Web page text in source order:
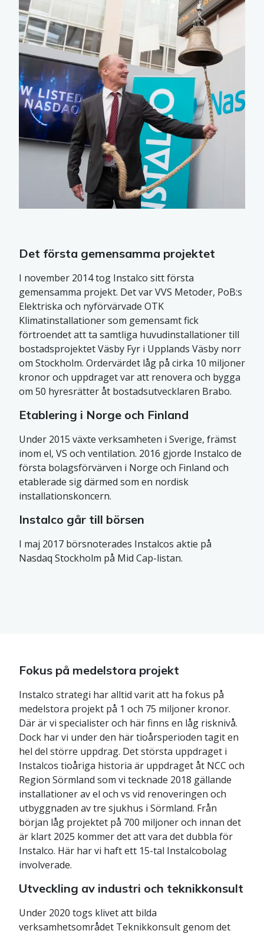
Det första gemensamma projektet
I november 2014 tog Instalco sitt första
gemensamma projekt. Det var VVS Metoder, PoB:s
Elektriska och nyförvärvade OTK
Klimatinstallationer som gemensamt fick
förtroendet att ta samtliga huvudinstallationer till
bostadsprojektet Väsby Fyr i Upplands Väsby norr
om Stockholm. Ordervärdet låg på cirka 10 miljoner
kronor och uppdraget var att renovera och bygga
om 50 hyresrätter åt bostadsutvecklaren Brabo.
Etablering i Norge och Finland
Under 2015 växte verksamheten i Sverige, främst
inom el, VS och ventilation. 2016 gjorde Instalco de
första bolagsförvärven i Norge och Finland och
etablerade sig därmed som en nordisk
installationskoncern.
Instalco går till börsen
I maj 2017 börsnoterades Instalcos aktie på
Nasdaq Stockholm på Mid Cap-listan.
Fokus på medelstora projekt
Instalco strategi har alltid varit att ha fokus på
medelstora projekt på 1 och 75 miljoner kronor.
Där är vi specialister och här finns en låg risknivå.
Dock har vi under den här tioårsperioden tagit en
hel del större uppdrag. Det största uppdraget i
Instalcos tioåriga historia är uppdraget åt NCC och
Region Sörmland som vi tecknade 2018 gällande
installationer av el och vs vid renoveringen och
utbyggnaden av tre sjukhus i Sörmland. Från
början låg projektet på 700 miljoner och innan det
är klart 2025 kommer det att vara det dubbla för
Instalco. Här har vi haft ett 15-tal Instalcobolag
involverade.
Utveckling av industri och teknikkonsult
Under 2020 togs klivet att bilda
verksamhetsområdet Teknikkonsult genom det